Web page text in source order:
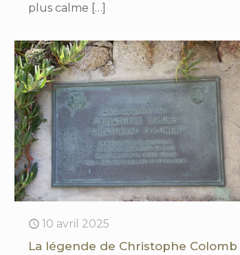
plus calme […]
10 avril 2025
La légende de Christophe Colomb